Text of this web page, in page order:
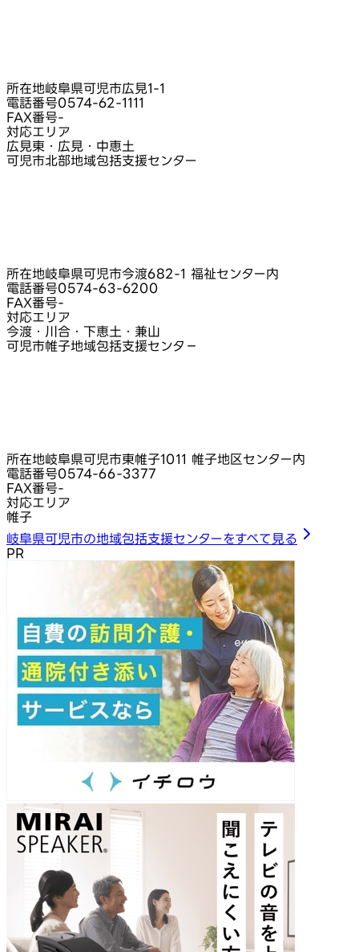
所在地岐阜県可児市広見1-1
電話番号0574-62-1111
FAX番号-
対応エリア
広見東・広見・中恵土
可児市北部地域包括支援センター
所在地岐阜県可児市今渡682-1 福祉センター内
電話番号0574-63-6200
FAX番号-
対応エリア
今渡・川合・下恵土・兼山
可児市帷子地域包括支援センタ－
所在地岐阜県可児市東帷子1011 帷子地区センター内
電話番号0574-66-3377
FAX番号-
対応エリア
帷子
岐阜県可児市の地域包括支援センターをすべて見る
PR